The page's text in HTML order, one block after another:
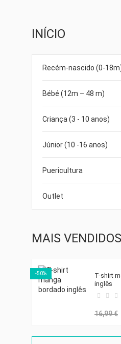
INÍCIO
Recém-nascido (0-
Bébé (12m – 48 m)
Criança (3 - 10 anos)
Júnior (10 -16 anos)
Puericultura
Outlet
MAIS VENDIDOS
-50%
T-shirt
inglês
16,99 €